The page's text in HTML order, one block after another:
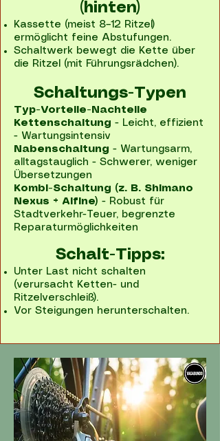
(hinten)​
Kassette (meist 8–12 Ritzel)
ermöglicht feine Abstufungen.
Schaltwerk bewegt die Kette über
die Ritzel (mit Führungsrädchen).
Schaltungs-Typen
Typ-Vorteile-Nachteile
Kettenschaltung - Leicht, effizient
- Wartungsintensiv
Nabenschaltung - Wartungsarm,
alltagstauglich - Schwerer, weniger
Übersetzungen
Kombi-Schaltung (z. B. Shimano
Nexus + Alfine) - Robust für
Stadtverkehr-Teuer, begrenzte
Reparaturmöglichkeiten
Schalt-Tipps:
Unter Last nicht schalten
(verursacht Ketten- und
Ritzelverschleiß).
Vor Steigungen herunterschalten.